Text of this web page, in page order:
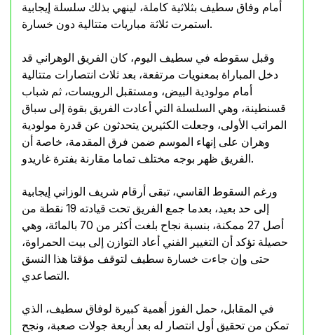
أمام وفاق سطيف بثلاثية كاملة، لينهي بذلك سلسلة إيجابية
استمرت ثلاثة مباريات متتالية دون خسارة.
وقبل سقوطه في سطيف اليوم، كان الفريق الوهراني قد
دخل المباراة بمعنويات مرتفعة، بعد ثلاث انتصارات متتالية
أمام مولودية البيض، ومستقبل الرويسات، ثم شباب
قسنطينة، وهي السلسلة التي أعادت الفريق بقوة إلى سباق
المراتب الأولى، وجعلت الكثيرين يتحدثون عن قدرة مولودية
وهران على إنهاء الموسم ضمن فرق المقدمة، خاصة أن
الفريق ظهر بوجه مختلف تماما مقارنة بفترة غاريدو.
ورغم السقوط القاسي، تبقى أرقام شريف الوزاني إيجابية
إلى حد بعيد، بعدما جمع الفريق تحت قيادته 19 نقطة من
أصل 27 ممكنة، بنسبة نجاح بلغت أكثر من 70 بالمائة، وهي
حصيلة تؤكد أن التغيير الفني أعاد التوازن إلى بيت الحمراوة،
حتى وإن جاءت خسارة سطيف لتوقف مؤقتا هذا النسق
التصاعدي.
في المقابل، حمل الفوز أهمية كبيرة لوفاق سطيف، الذي
تمكن من تحقيق أول انتصار له بعد أربعة جولات صعبة، ونجح